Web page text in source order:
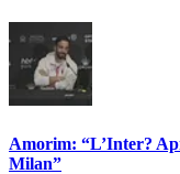
Amorim: “L’Inter?
Milan”